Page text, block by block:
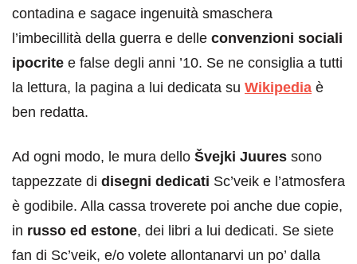
contadina e sagace ingenuità smaschera
l’imbecillità della guerra e delle convenzioni sociali
ipocrite e false degli anni ’10. Se ne consiglia a tutti
la lettura, la pagina a lui dedicata su Wikipedia è
ben redatta.
Ad ogni modo, le mura dello Švejki Juures sono
tappezzate di disegni dedicati Sc’veik e l’atmosfera
è godibile. Alla cassa troverete poi anche due copie,
in russo ed estone, dei libri a lui dedicati. Se siete
fan di Sc’veik, e/o volete allontanarvi un po’ dalla